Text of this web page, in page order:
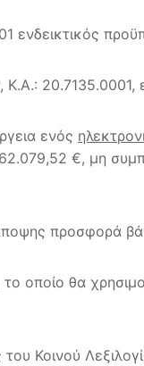
ενδεικτικός
20.7135.0001,
ενός
€, μη
προσφορά
το οποίο θα
Κοινού